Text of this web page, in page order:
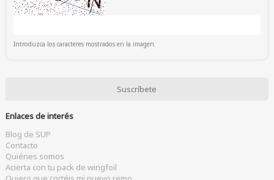
Introduzca los caracteres mostrados en la imagen.
Enlaces de interés
Blog de SUP
Contacto
Quiénes somos
Acierta con tu pack de wingfoil